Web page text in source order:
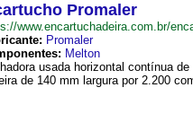
Promaler
www.encartuchadeira.com.br/
Promaler
Melton
usada horizontal contínua
de 140 mm largura por 2.200